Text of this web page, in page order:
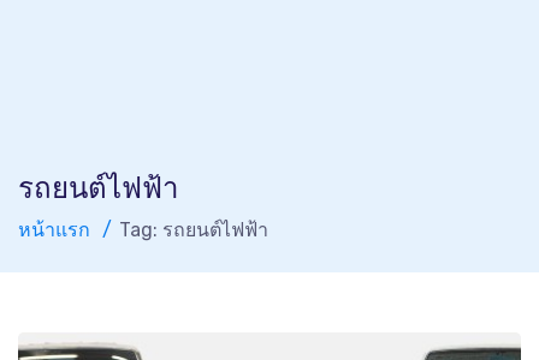
รถยนต์ไฟฟ้า
หน้าแรก Tag: รถยนต์ไฟฟ้า